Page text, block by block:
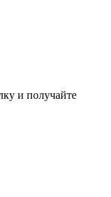
и получайте